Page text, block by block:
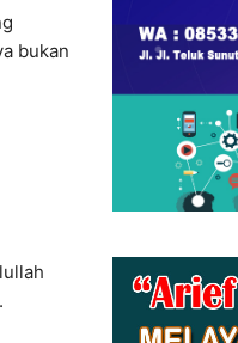
bukan